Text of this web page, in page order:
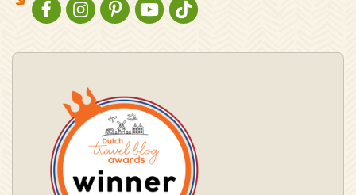
NATURESCANNER OP FACEBOOK
NATURESCANNER OP INSTAGRAM
NATURESCANNER OP PINTEREST
NATURESCANNER OP YOUTUBE
NATURESCANNER OP TIKTOK